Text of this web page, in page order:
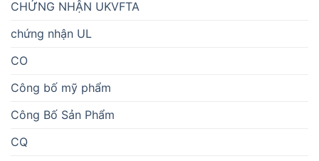
CHỨNG NHẬN UKVFTA
chứng nhận UL
CO
Công bố mỹ phẩm
Công Bố Sản Phẩm
CQ